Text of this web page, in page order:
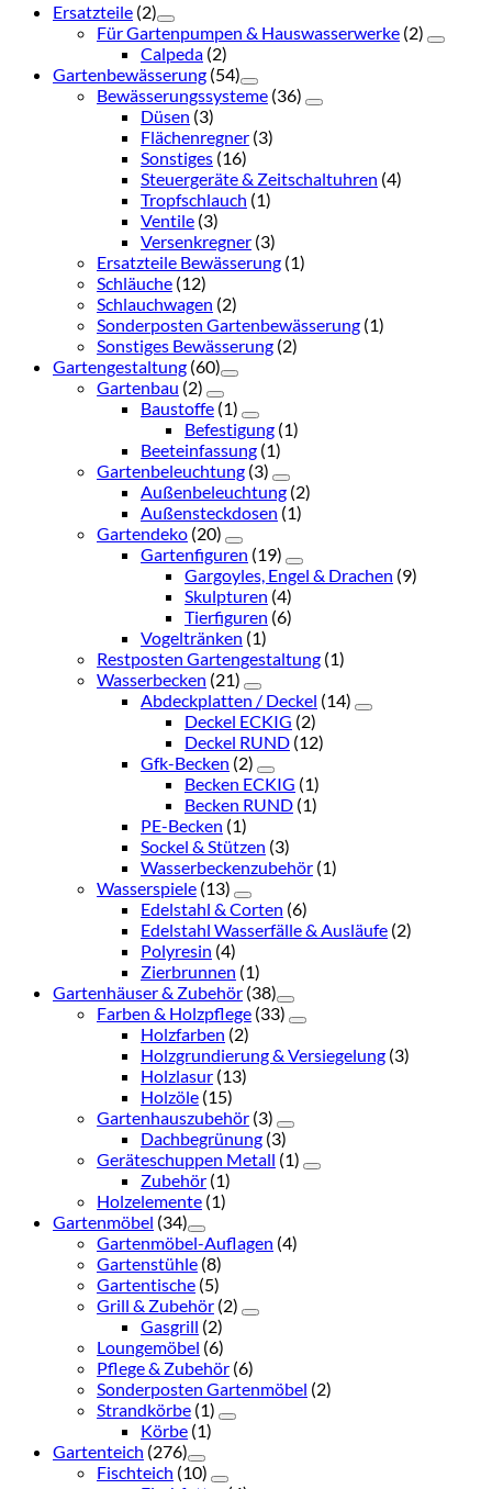
Ersatzteile (2)
Für Gartenpumpen & Hauswasserwerke (2)
Calpeda (2)
Gartenbewässerung (54)
Bewässerungssysteme (36)
Düsen (3)
Flächenregner (3)
Sonstiges (16)
Steuergeräte & Zeitschaltuhren (4)
Tropfschlauch (1)
Ventile (3)
Versenkregner (3)
Ersatzteile Bewässerung (1)
Schläuche (12)
Schlauchwagen (2)
Sonderposten Gartenbewässerung (1)
Sonstiges Bewässerung (2)
Gartengestaltung (60)
Gartenbau (2)
Baustoffe (1)
Befestigung (1)
Beeteinfassung (1)
Gartenbeleuchtung (3)
Außenbeleuchtung (2)
Außensteckdosen (1)
Gartendeko (20)
Gartenfiguren (19)
Gargoyles, Engel & Drachen (9)
Skulpturen (4)
Tierfiguren (6)
Vogeltränken (1)
Restposten Gartengestaltung (1)
Wasserbecken (21)
Abdeckplatten / Deckel (14)
Deckel ECKIG (2)
Deckel RUND (12)
Gfk-Becken (2)
Becken ECKIG (1)
Becken RUND (1)
PE-Becken (1)
Sockel & Stützen (3)
Wasserbeckenzubehör (1)
Wasserspiele (13)
Edelstahl & Corten (6)
Edelstahl Wasserfälle & Ausläufe (2)
Polyresin (4)
Zierbrunnen (1)
Gartenhäuser & Zubehör (38)
Farben & Holzpflege (33)
Holzfarben (2)
Holzgrundierung & Versiegelung (3)
Holzlasur (13)
Holzöle (15)
Gartenhauszubehör (3)
Dachbegrünung (3)
Geräteschuppen Metall (1)
Zubehör (1)
Holzelemente (1)
Gartenmöbel (34)
Gartenmöbel-Auflagen (4)
Gartenstühle (8)
Gartentische (5)
Grill & Zubehör (2)
Gasgrill (2)
Loungemöbel (6)
Pflege & Zubehör (6)
Sonderposten Gartenmöbel (2)
Strandkörbe (1)
Körbe (1)
Gartenteich (276)
Fischteich (10)